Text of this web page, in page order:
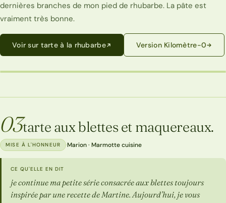
dernières branches de mon pied de rhubarbe. La pâte est
vraiment très bonne.
Voir sur tarte à la rhubarbe Version Kilomètre-0
03tarte aux blettes et maquereaux.
MISE À L'HONNEUR ·Marion · Marmotte cuisine
CE QU'ELLE EN DIT
je continue ma petite série consacrée aux blettes toujours
inspirée par une recette de Martine. Aujourd’hui, je vous